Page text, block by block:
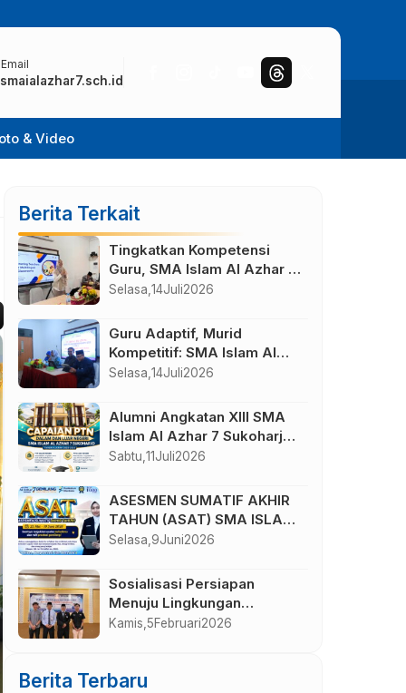
& Video
Berita Terkait
Tingkatkan Kompetensi
Guru, SMA Islam Al Azhar 7
Solo Baru Gelar IHT
Selasa, 14Juli2026
Guru Adaptif, Murid
Kompetitif: SMA Islam Al
Azhar 7 Solo Baru Gelar IHT
Selasa, 14Juli2026
Alumni Angkatan XIII SMA
Islam Al Azhar 7 Sukoharjo
Lolos di Berbagai Perguruan
Negeri
Sabtu, 11Juli2026
ASESMEN SUMATIF AKHIR
TAHUN (ASAT) SMA ISLAM
AL AZHAR 7 TAHUN
Selasa, 9Juni2026
Sosialisasi Persiapan
Menuju Lingkungan
Perkuliahan SMA Islam Al
Kamis, 5Februari2026
Berita Terbaru